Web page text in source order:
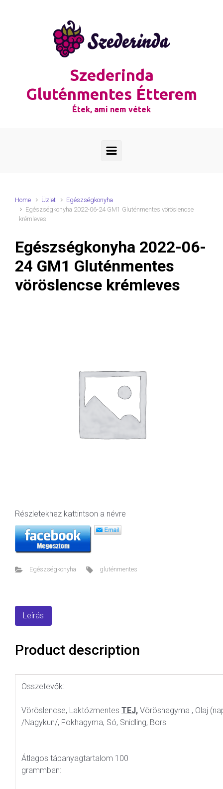
Szederinda
Gluténmentes Étterem
Étek, ami nem vétek
Home Üzlet
Egészségkonyha
Egészségkonyha 2022-06-24 GM1 Gluténmentes vöröslencse
krémleves
Egészségkonyha 2022-06-
24 GM1 Gluténmentes
vöröslencse krémleves
Részletekhez kattintson a névre
Egészségkonyha gluténmentes
Leírás
Product description
Összetevők:
Vöröslencse, Laktózmentes TEJ, Vöröshagyma , Olaj
/Nagykun/, Fokhagyma, Só, Snidling, Bors
Átlagos tápanyagtartalom 100
grammban: